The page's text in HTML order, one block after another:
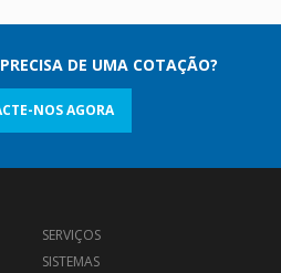
DE UMA COTAÇÃO?
NOS AGORA
SERVIÇOS
SISTEMAS